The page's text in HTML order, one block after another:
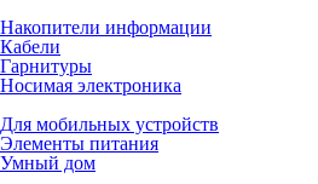
Накопители информации
Кабели
Гарнитуры
Носимая электроника
Для мобильных устройств
Элементы питания
Умный дом